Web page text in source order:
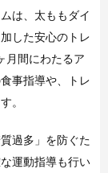
は、太ももダイ
した安心のトレ
月間にわたるア
事指導や、トレ
。
過多」を防ぐた
運動指導も行い